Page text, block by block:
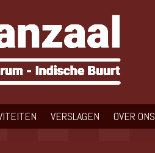
VERSLAGEN OVER ONS